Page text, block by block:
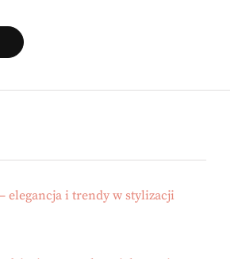
elegancja i trendy w stylizacji